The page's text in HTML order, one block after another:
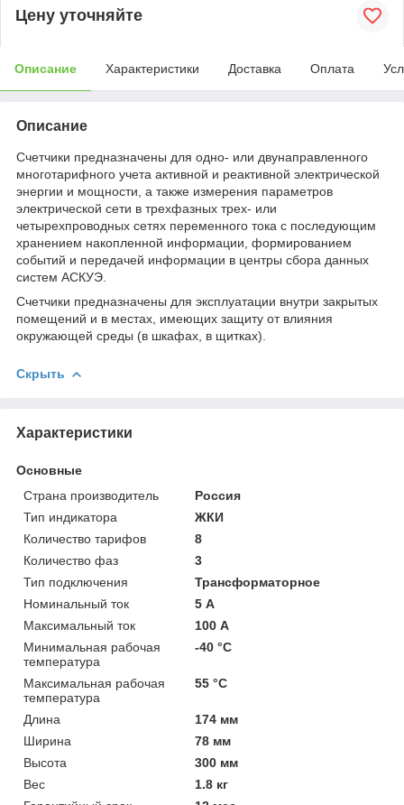
Цену уточняйте
Описание Характеристики Доставка Оплата
Описание
Счетчики предназначены для одно- или двунаправленного
многотарифного учета активной и реактивной электрической
энергии и мощности, а также измерения параметров
электрической сети в трехфазных трех- или
четырехпроводных сетях переменного тока с последующим
хранением накопленной информации, формированием
событий и передачей информации в центры сбора данных
систем АСКУЭ.
Счетчики предназначены для эксплуатации внутри закрытых
помещений и в местах, имеющих защиту от влияния
окружающей среды (в шкафах, в щитках).
Скрыть
Характеристики
Основные
Страна производитель
Россия
Тип индикатора
ЖКИ
Количество тарифов
8
Количество фаз
3
Тип подключения
Трансформаторное
Номинальный ток
5 А
Максимальный ток
100 А
Минимальная рабочая
температура
-40 °С
Максимальная рабочая
температура
55 °С
Длина
174 мм
Ширина
78 мм
Высота
300 мм
Вес
1.8 кг